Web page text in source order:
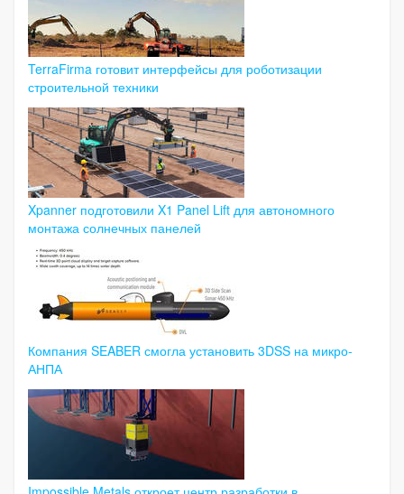
TerraFirma готовит интерфейсы для роботизации
строительной техники
Xpanner подготовили X1 Panel Lift для автономного
монтажа солнечных панелей
Компания SEABER смогла установить 3DSS на микро-
АНПА